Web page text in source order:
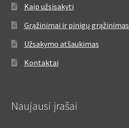
Kaip užsisakyti
Grąžinimai ir pinigų grąžinimas
Užsakymo atšaukimas
Kontaktai
Naujausi įrašai